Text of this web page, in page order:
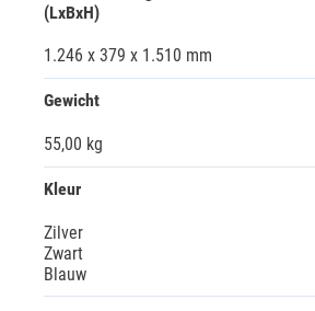
(LxBxH)
1.246 x 379 x 1.510 mm
Gewicht
55,00 kg
Kleur
Zilver
Zwart
Blauw